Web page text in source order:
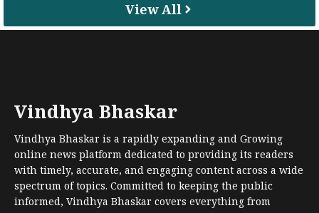
View All
Vindhya Bhaskar
Vindhya Bhaskar is a rapidly expanding and Growing
online news platform dedicated to providing its readers
with timely, accurate, and engaging content across a wide
spectrum of topics. Committed to keeping the public
informed, Vindhya Bhaskar covers everything from